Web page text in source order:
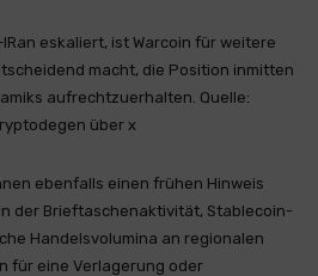
eskaliert, ist Warcoin für weitere
macht, die Position inmitten
aufrechtzuerhalten. Quelle:
über x
ebenfalls einen frühen Hinweis
der Brieftaschenaktivität, Stablecoin-
Handelsvolumina an regionalen
für eine Verlagerung oder